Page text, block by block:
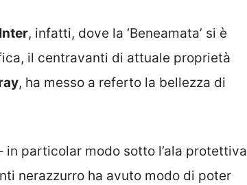
Inter, infatti, dove la ‘Beneamata’ si è
il centravanti di attuale proprietà
, ha messo a referto la bellezza di
in particolar modo sotto l’ala protettiva
nerazzurro ha avuto modo di poter